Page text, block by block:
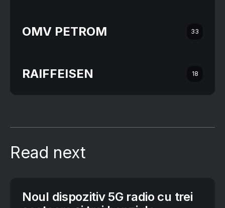
OMV PETROM 33
RAIFFEISEN 18
Read next
Noul dispozitiv 5G radio cu trei